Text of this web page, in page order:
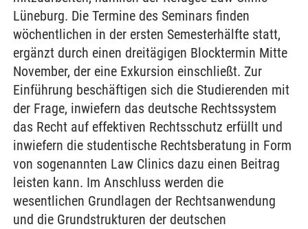
Lüneburg. Die Termine des Seminars finden
wöchentlichen in der ersten Semesterhälfte statt,
ergänzt durch einen dreitägigen Blocktermin Mitte
November, der eine Exkursion einschließt. Zur
Einführung beschäftigen sich die Studierenden mit
der Frage, inwiefern das deutsche Rechtssystem
das Recht auf effektiven Rechtsschutz erfüllt und
inwiefern die studentische Rechtsberatung in Form
von sogenannten Law Clinics dazu einen Beitrag
leisten kann. Im Anschluss werden die
wesentlichen Grundlagen der Rechtsanwendung
und die Grundstrukturen der deutschen